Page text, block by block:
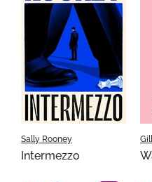
Sally Rooney
Intermezzo